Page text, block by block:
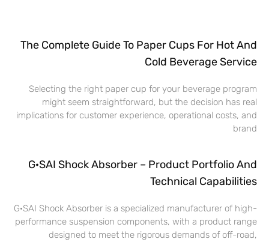
The Complete Guide To Paper Cups For Hot And
Cold Beverage Service
Selecting the right paper cup for your beverage program
might seem straightforward, but the decision has real
implications for customer experience, operational costs, and
brand
G·SAI Shock Absorber – Product Portfolio And
Technical Capabilities
G·SAI Shock Absorber is a specialized manufacturer of high-
performance suspension components, with a product range
designed to meet the rigorous demands of off-road,